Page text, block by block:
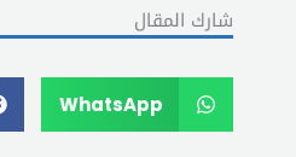
شارك المقال
WhatsApp